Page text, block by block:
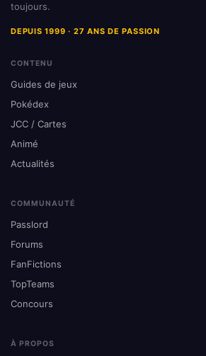
toujours.
DEPUIS 1999 · 27 ANS DE PASSION
CONTENU
Guides de jeux
Pokédex
JCC / Cartes
Animé
Actualités
COMMUNAUTÉ
Passlord
Forums
FanFictions
TopTeams
Concours
À PROPOS